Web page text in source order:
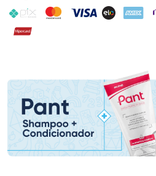
PIX MasterCard
VISA ELO AMEX
Hipercard
Promoção em